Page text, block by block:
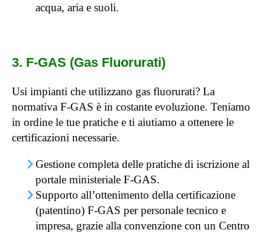
acqua, aria e suoli.
3. F-GAS (Gas Fluorurati)
Usi impianti che utilizzano gas fluorurati? La
normativa F-GAS è in costante evoluzione. Teniamo
in ordine le tue pratiche e ti aiutiamo a ottenere le
certificazioni necessarie.
Gestione completa delle pratiche di iscrizione al
portale ministeriale F-GAS.
Supporto all’ottenimento della certificazione
(patentino) F-GAS per personale tecnico e
impresa, grazie alla convenzione con un Centro